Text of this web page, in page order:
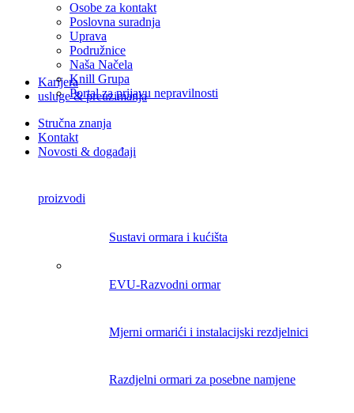
Osobe za kontakt
Poslovna suradnja
Uprava
Podružnice
Naša Načela
Knill Grupa
Portal za prijavu nepravilnosti
Karijera
usluge & preuzimanja
Stručna znanja
Kontakt
Novosti & događaji
proizvodi
Sustavi ormara i kućišta
EVU-Razvodni ormar
Mjerni ormarići i instalacijski rezdjelnici
Razdjelni ormari za posebne namjene